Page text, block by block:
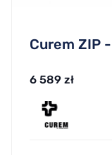
Curem ZIP
6 589 zł